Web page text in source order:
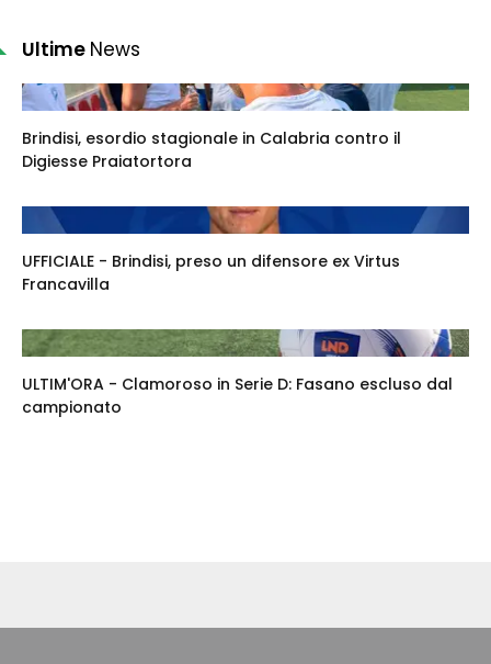
Ultime News
Brindisi, esordio stagionale in Calabria contro il
Digiesse Praiatortora
UFFICIALE - Brindisi, preso un difensore ex Virtus
Francavilla
ULTIM'ORA - Clamoroso in Serie D: Fasano escluso dal
campionato